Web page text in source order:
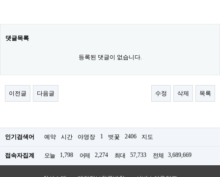
댓글목록
등록된 댓글이 없습니다.
이전글 다음글 수정 삭제 목록
인기검색어 예약 시간 야영장 1 벗꽃 2406 지도
접속자집계 오늘 1,798 어제 2,274 최대 57,733 전체 3,689,669